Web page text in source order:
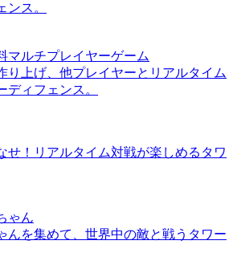
ンス。
マルチプレイヤーゲーム
り上げ、他プレイヤーとリアルタイム
ディフェンス。
せ！リアルタイム対戦が楽しめるタワ
ゃん
んを集めて、世界中の敵と戦うタワー